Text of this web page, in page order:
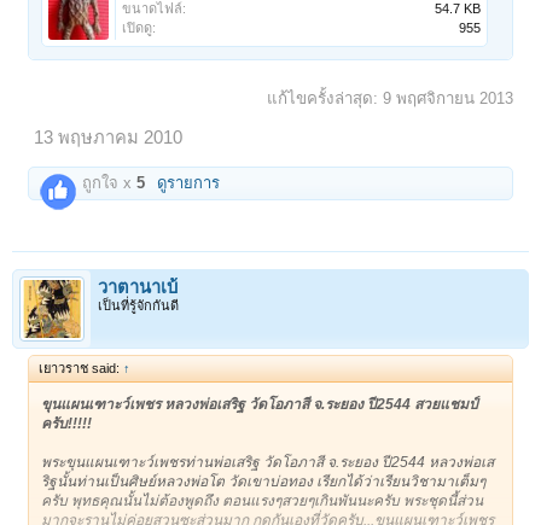
ขนาดไฟล์:
54.7 KB
เปิดดู:
955
แก้ไขครั้งล่าสุด: 9 พฤศจิกายน 2013
13 พฤษภาคม 2010
ถูกใจ x5 ดูรายการ
วาตานาเบ้
เป็นที่รู้จักกันดี
เยาวราช said: ↑
ขุนแผนเฑาะว์เพชร หลวงพ่อเสริฐ วัดโอภาสี จ.ระยอง ปี2544 สวยแชมป์
ครับ!!!!!
พระขุนแผนเฑาะว์เพชรท่านพ่อเสริฐ วัดโอภาสี จ.ระยอง ปี2544 หลวงพ่อเส
ริฐนั้นท่านเป็นศิษย์หลวงพ่อโต วัดเขาบ่อทอง เรียกได้ว่าเรียนวิชามาเต็มๆ
ครับ พุทธคุณนั้นไม่ต้องพูดถึง ตอนแรงๆสวยๆเกินพันนะครับ พระชุดนี้ส่วน
มากจะรานไม่ค่อยสวนซะส่วนมาก กดกันเองที่วัดครับ...ขุนแผนเฑาะว์เพชร